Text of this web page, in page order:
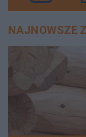
NAJNOWSZE